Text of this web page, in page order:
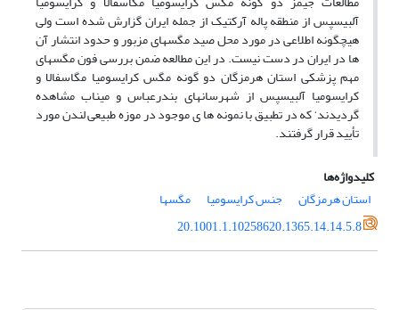
آلبیسپس از منطقه پاله آرکتیک از جمله ایران گزارش شده است ولی
هیچگونه اطلاعی در مورد محل صید مگسهای مزبور و حدود انتشار آن
ها در ایران در دست نیست. در این مطالعه ضمن بررسی فون مگسهای
مهم پزشکی استان هرمزگان دو گونه مگس کرایسومیا مگاسفالا و
کرایسومیا آلبیسپس از شهرسانهای بندرعباس و میناب مشاهده
گردیدند‘ که در تطبیق با نمونه ها ی موجود در موزه طبیعی لندن مورد
تأیید قرار گرفتند.
کلیدواژه‌ها
استان هرمزگان
جنس کرایسومیا
مگسها
20.1001.1.10258620.1365.14.14.5.8